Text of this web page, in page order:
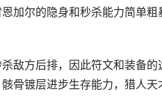
加尔的隐身和秒杀能力简单
敌方后排，因此符文和装备
骨镀层进步生存能力，猎人